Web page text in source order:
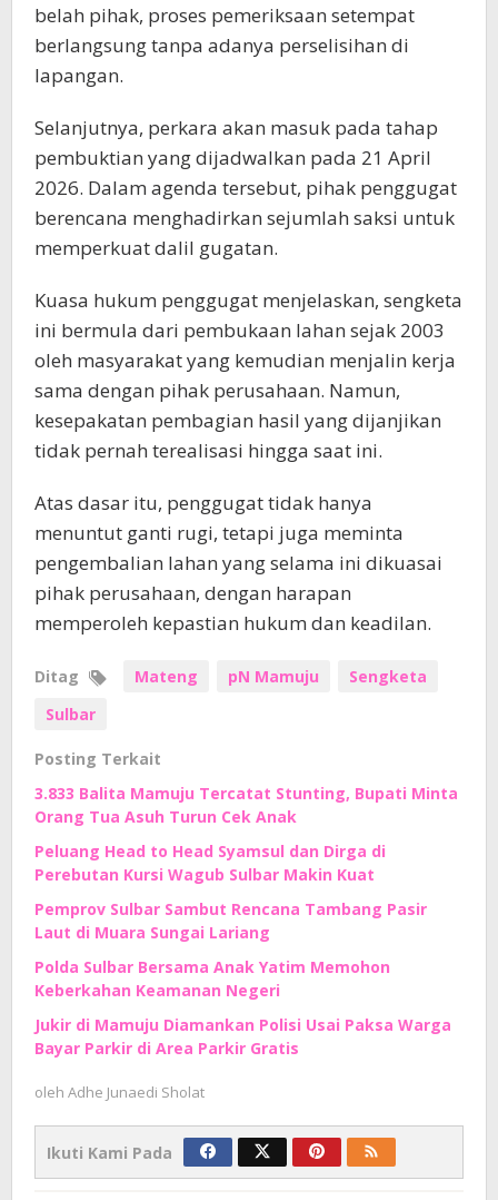
belah pihak, proses pemeriksaan setempat
berlangsung tanpa adanya perselisihan di
lapangan.
Selanjutnya, perkara akan masuk pada tahap
pembuktian yang dijadwalkan pada 21 April
2026. Dalam agenda tersebut, pihak penggugat
berencana menghadirkan sejumlah saksi untuk
memperkuat dalil gugatan.
Kuasa hukum penggugat menjelaskan, sengketa
ini bermula dari pembukaan lahan sejak 2003
oleh masyarakat yang kemudian menjalin kerja
sama dengan pihak perusahaan. Namun,
kesepakatan pembagian hasil yang dijanjikan
tidak pernah terealisasi hingga saat ini.
Atas dasar itu, penggugat tidak hanya
menuntut ganti rugi, tetapi juga meminta
pengembalian lahan yang selama ini dikuasai
pihak perusahaan, dengan harapan
memperoleh kepastian hukum dan keadilan.
Ditag Mateng pN Mamuju
Sengketa
Sulbar
Posting Terkait
3.833 Balita Mamuju Tercatat Stunting, Bupati Minta
Orang Tua Asuh Turun Cek Anak
Peluang Head to Head Syamsul dan Dirga di
Perebutan Kursi Wagub Sulbar Makin Kuat
Pemprov Sulbar Sambut Rencana Tambang Pasir
Laut di Muara Sungai Lariang
Polda Sulbar Bersama Anak Yatim Memohon
Keberkahan Keamanan Negeri
Jukir di Mamuju Diamankan Polisi Usai Paksa Warga
Bayar Parkir di Area Parkir Gratis
oleh Adhe Junaedi Sholat
Ikuti Kami Pada